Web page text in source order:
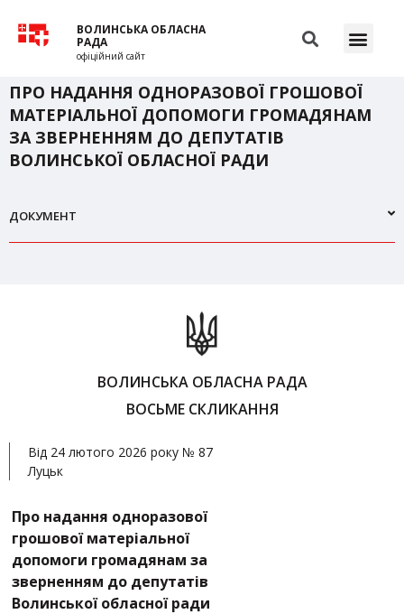
ВОЛИНСЬКА ОБЛАСНА
РАДА
офіційний сайт
ПРО НАДАННЯ ОДНОРАЗОВОЇ ГРОШОВОЇ
МАТЕРІАЛЬНОЇ ДОПОМОГИ ГРОМАДЯНАМ
ЗА ЗВЕРНЕННЯМ ДО ДЕПУТАТІВ
ВОЛИНСЬКОЇ ОБЛАСНОЇ РАДИ
ДОКУМЕНТ
ВОЛИНСЬКА ОБЛАСНА РАДА
ВОСЬМЕ СКЛИКАННЯ
Від 24 лютого 2026 року № 87
Луцьк
Про надання одноразової
грошової матеріальної
допомоги громадянам за
зверненням до депутатів
Волинської обласної ради